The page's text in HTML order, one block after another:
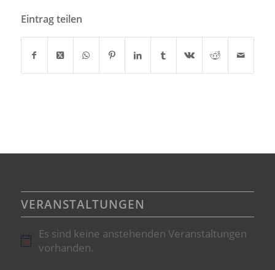
Eintrag teilen
VERANSTALTUNGEN
Hinweis
Es sind keine anstehenden Veranstaltungen
vorhanden.